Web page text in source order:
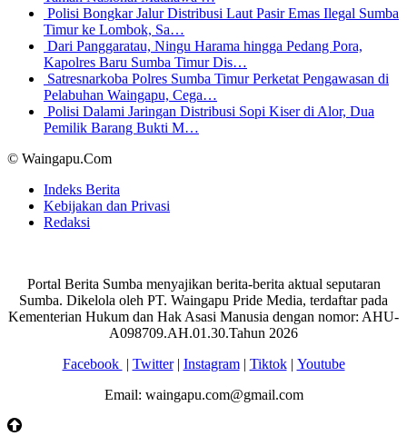
Polisi Bongkar Jalur Distribusi Laut Pasir Emas Ilegal Sumba
Timur ke Lombok, Sa…
Dari Panggaratau, Ningu Harama hingga Pedang Pora,
Kapolres Baru Sumba Timur Dis…
Satresnarkoba Polres Sumba Timur Perketat Pengawasan di
Pelabuhan Waingapu, Cega…
Polisi Dalami Jaringan Distribusi Sopi Kiser di Alor, Dua
Pemilik Barang Bukti M…
© Waingapu.Com
Indeks Berita
Kebijakan dan Privasi
Redaksi
Portal Berita Sumba menyajikan berita-berita aktual seputaran
Sumba. Dikelola oleh PT. Waingapu Pride Media, terdaftar pada
Kementerian Hukum dan Hak Asasi Manusia dengan nomor: AHU-
A098709.AH.01.30.Tahun 2026
Facebook | Twitter| Instagram| Tiktok| Youtube
Email: waingapu.com@gmail.com